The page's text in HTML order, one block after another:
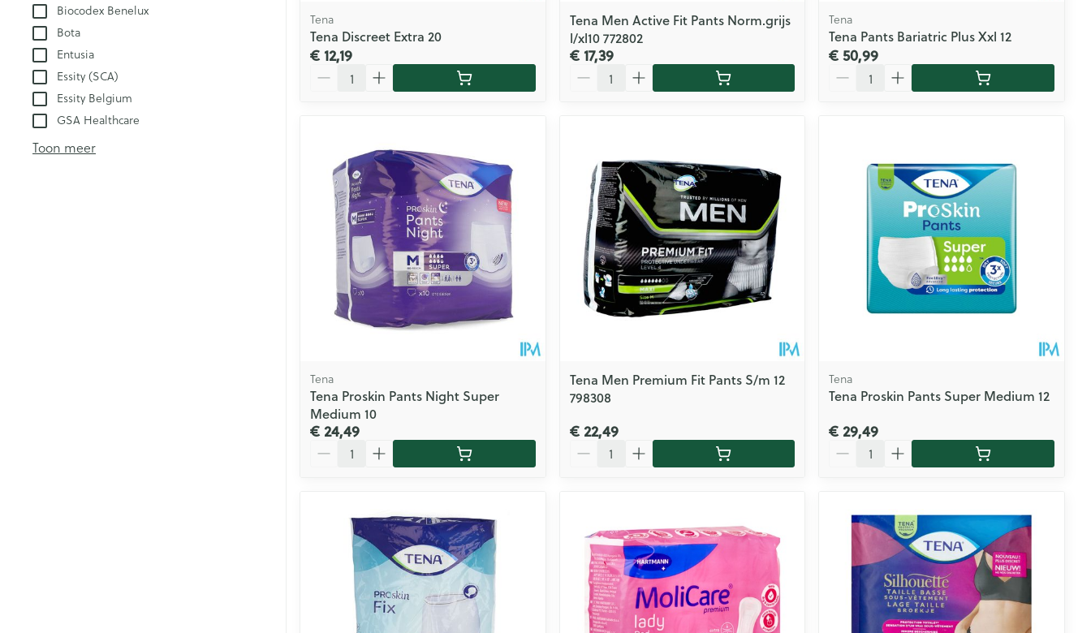
Biocodex Benelux
Bota
Entusia
Essity (SCA)
Essity Belgium
GSA Healthcare
Toon meer
Tena
Tena Discreet Extra 20
€ 12,19
Tena Men Active Fit Pants Norm.grijs
l/xl10 772802
€ 17,39
Tena
Tena Pants Bariatric Plus Xxl 12
€ 50,99
Tena
Tena Proskin Pants Night Super
Medium 10
€ 24,49
Tena Men Premium Fit Pants S/m 12
798308
€ 22,49
Tena
Tena Proskin Pants Super Medium 12
€ 29,49